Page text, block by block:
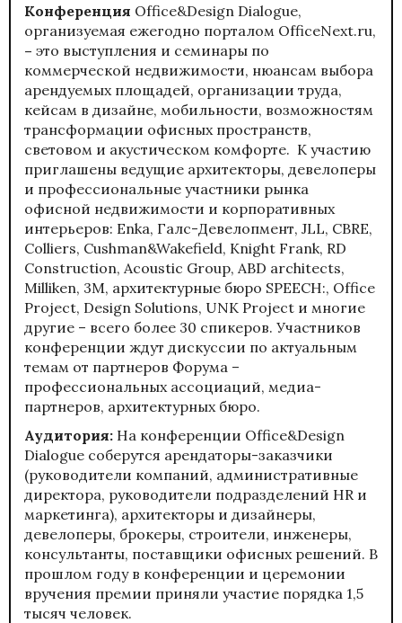
Конференция Office&Design Dialogue,
организуемая ежегодно порталом OfficeNext.ru,
– это выступления и семинары по
коммерческой недвижимости, нюансам выбора
арендуемых площадей, организации труда,
кейсам в дизайне, мобильности, возможностям
трансформации офисных пространств,
световом и акустическом комфорте. К участию
приглашены ведущие архитекторы, девелоперы
и профессиональные участники рынка
офисной недвижимости и корпоративных
интерьеров: Enka, Галс-Девелопмент, JLL, CBRE,
Colliers, Cushman&Wakefield, Knight Frank, RD
Construction, Acoustic Group, ABD architects,
Milliken, 3M, архитектурные бюро SPEECH:, Office
Project, Design Solutions, UNK Project и многие
другие – всего более 30 спикеров. Участников
конференции ждут дискуссии по актуальным
темам от партнеров Форума –
профессиональных ассоциаций, медиа-
партнеров, архитектурных бюро.
Аудитория: На конференции Office&Design
Dialogue соберутся арендаторы-заказчики
(руководители компаний, административные
директора, руководители подразделений HR и
маркетинга), архитекторы и дизайнеры,
девелоперы, брокеры, строители, инженеры,
консультанты, поставщики офисных решений. В
прошлом году в конференции и церемонии
вручения премии приняли участие порядка 1,5
тысяч человек.